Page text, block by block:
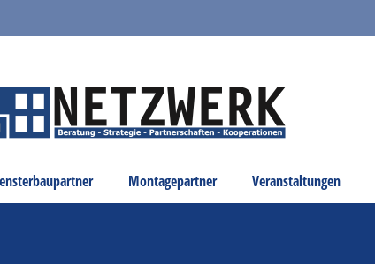
Montagepartner Veranstaltungen